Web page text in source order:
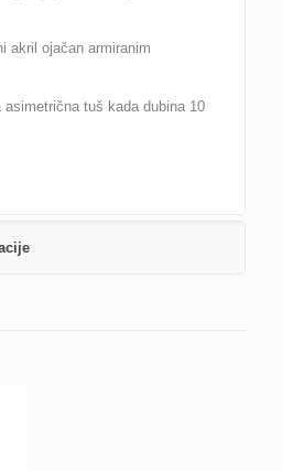
akril ojačan armiranim
asimetrična tuš kada dubina 10